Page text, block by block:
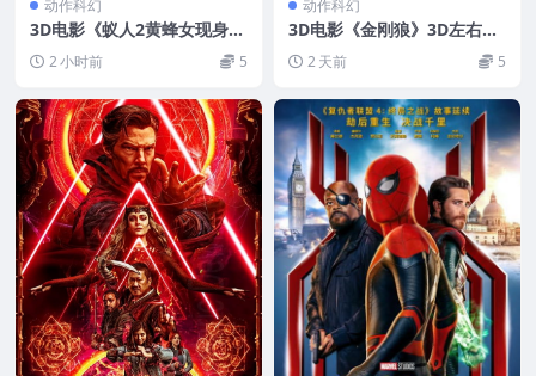
动作科幻
3D电影《蚁人2黄蜂女现身》
4K3D蓝光原盘 下载 MKV 百
度网盘
2 小时前 5
动作科幻
3D电影《金刚狼》3D左右分
屏格式 高清网盘 下载
2 天前 5